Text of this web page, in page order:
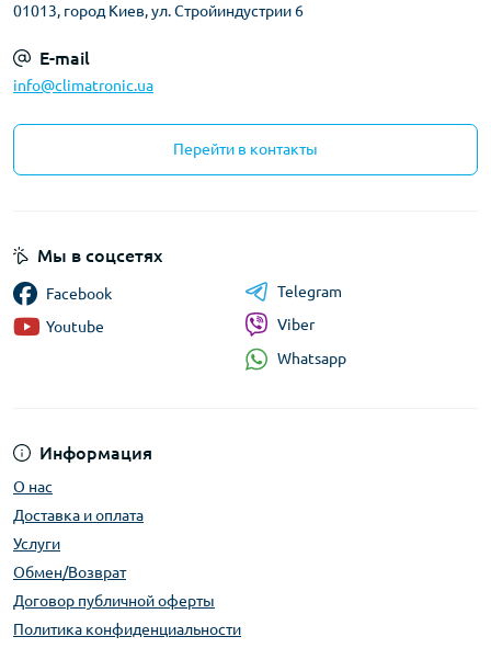
01013, город Киев, ул. Стройиндустрии 6
E-mail
info@climatronic.ua
Перейти в контакты
Информация
О нас
Доставка и оплата
Услуги
Обмен/Возврат
Договор публичной оферты
Политика конфиденциальности
Мы в соцсетях
Facebook
Youtube
Telegram
Viber
Whatsapp